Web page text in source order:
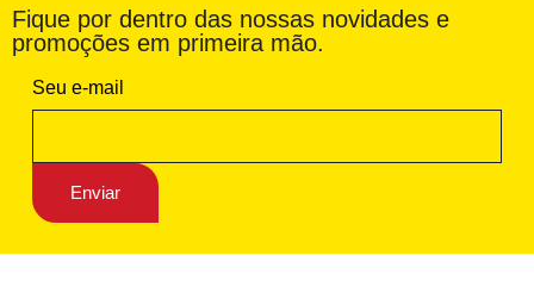
Fique por dentro das nossas novidades e
promoções em primeira mão.
Seu e-mail